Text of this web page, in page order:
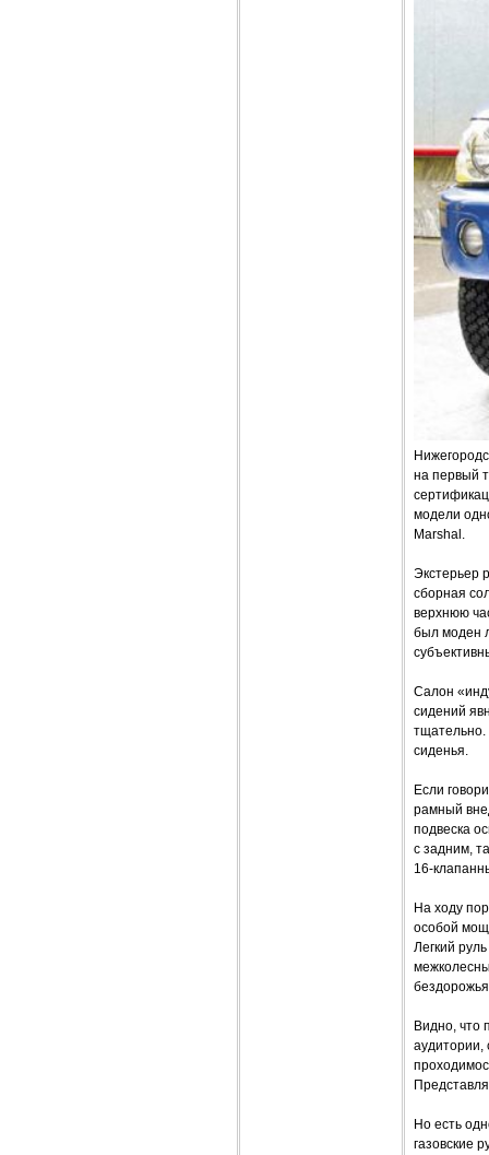
на первый
модели
Marshal.
Экстерьер
сборная
верхнюю
был моден
Салон
сидений
тщательно.
сиденья.
Если
рамный
подвеска
с задним,
16-
На ходу
особой
Легкий
Видно, что
аудитории,
Но есть
газовские